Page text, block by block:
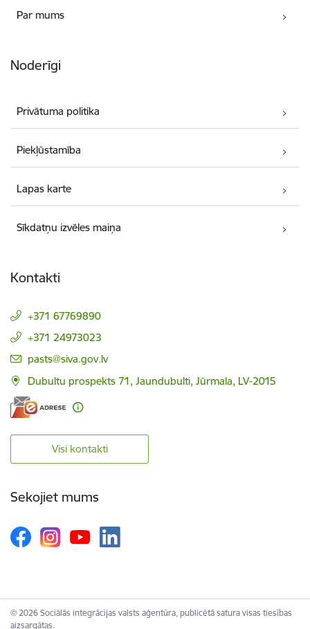
Par mums
Noderīgi
Privātuma politika
Piekļūstamība
Lapas karte
Sīkdatņu izvēles maiņa
Kontakti
+371 67769890
+371 24973023
E-pasts:
pasts@siva.gov.lv
Dubultu prospekts 71, Jaundubulti, Jūrmala, LV-2015
Visi kontakti
Sekojiet mums
© 2026 Sociālās integrācijas valsts aģentūra, publicētā satura visas tiesības
aizsargātas.